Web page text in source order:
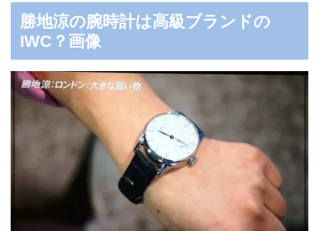
勝地涼の腕時計は高級ブランドの
IWC？画像